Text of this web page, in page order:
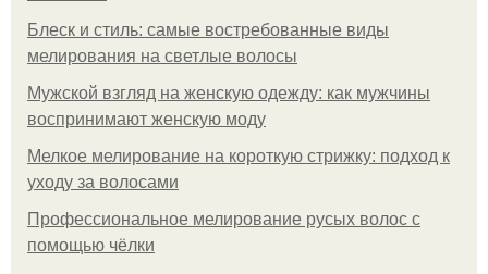
Блеск и стиль: самые востребованные виды
мелирования на светлые волосы
Мужской взгляд на женскую одежду: как мужчины
воспринимают женскую моду
Мелкое мелирование на короткую стрижку: подход к
уходу за волосами
Профессиональное мелирование русых волос с
помощью чёлки